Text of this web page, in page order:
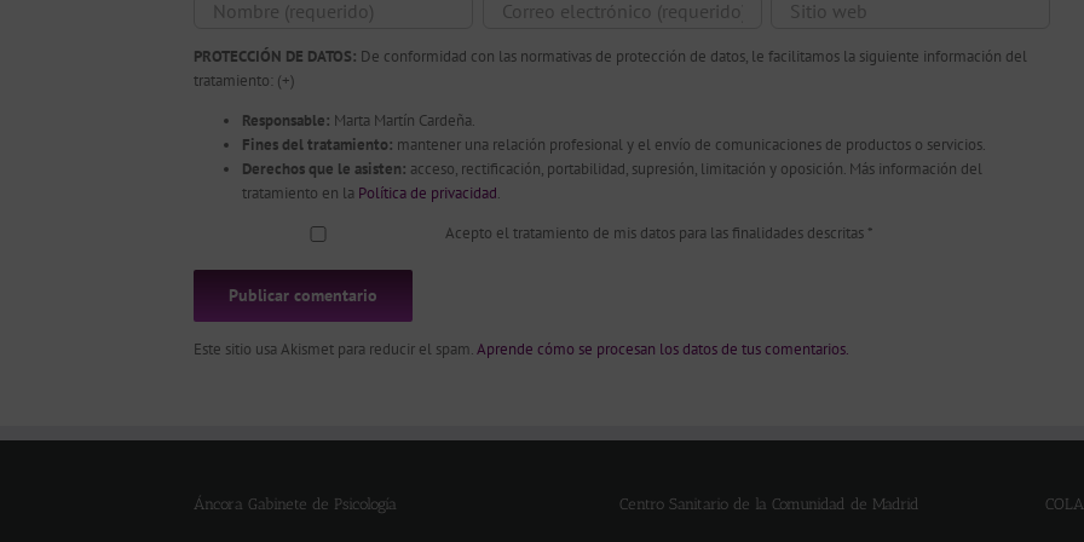
PROTECCIÓN DE DATOS: De conformidad con las normativas de protección de datos, le facilitamos la siguiente información del
tratamiento: (+)
Responsable: Marta Martín Cardeña.
Fines del tratamiento: mantener una relación profesional y el envío de comunicaciones de productos o servicios.
Derechos que le asisten: acceso, rectificación, portabilidad, supresión, limitación y oposición. Más información del
tratamiento en la Política de privacidad.
Acepto el tratamiento de mis datos para las finalidades descritas *
Este sitio usa Akismet para reducir el spam.Aprende cómo se procesan los datos de tus comentarios.
Áncora Gabinete de Psicología Centro Sanitario de la Comunidad de Madrid